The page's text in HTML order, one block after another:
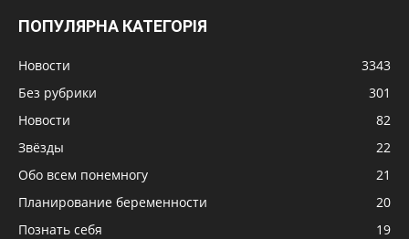
ПОПУЛЯРНА КАТЕГОРІЯ
Новости
3343
Без рубрики
301
Новости
82
Звёзды
22
Обо всем понемногу
21
Планирование беременности
20
Познать себя
19